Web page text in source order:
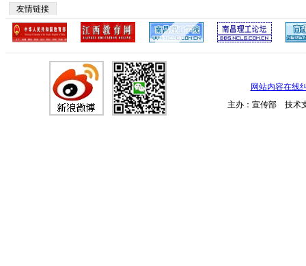
友情链接
网站内容在线
主办：宣传部 技术